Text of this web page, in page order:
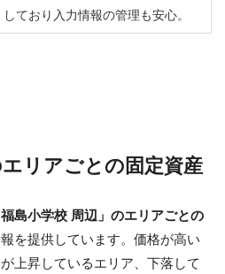
リアごとの固定資産
福島小学校 周辺」のエリアごとの
を提供しています。価格が高い
上昇しているエリア、下落して